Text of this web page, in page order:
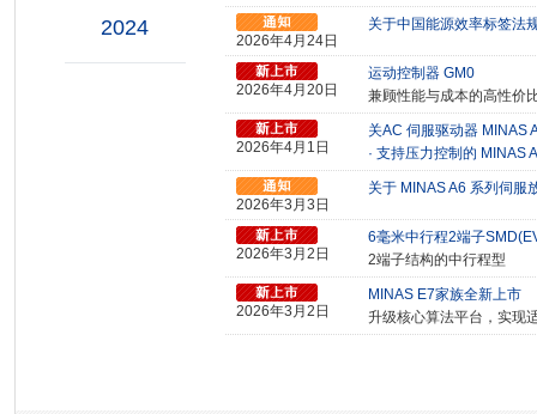
2024
2026年4月24日
关于中国能源效率标签法
2026年4月20日
运动控制器 GM0
兼顾性能与成本的高性价
2026年4月1日
关AC 伺服驱动器 MINAS
· 支持压力控制的 MINAS
2026年3月3日
关于 MINAS A6 系列伺服
2026年3月2日
6毫米中行程2端子
2端子结构的中行程型
2026年3月2日
MINAS E7家族全新上市
升级核心算法平台，实现